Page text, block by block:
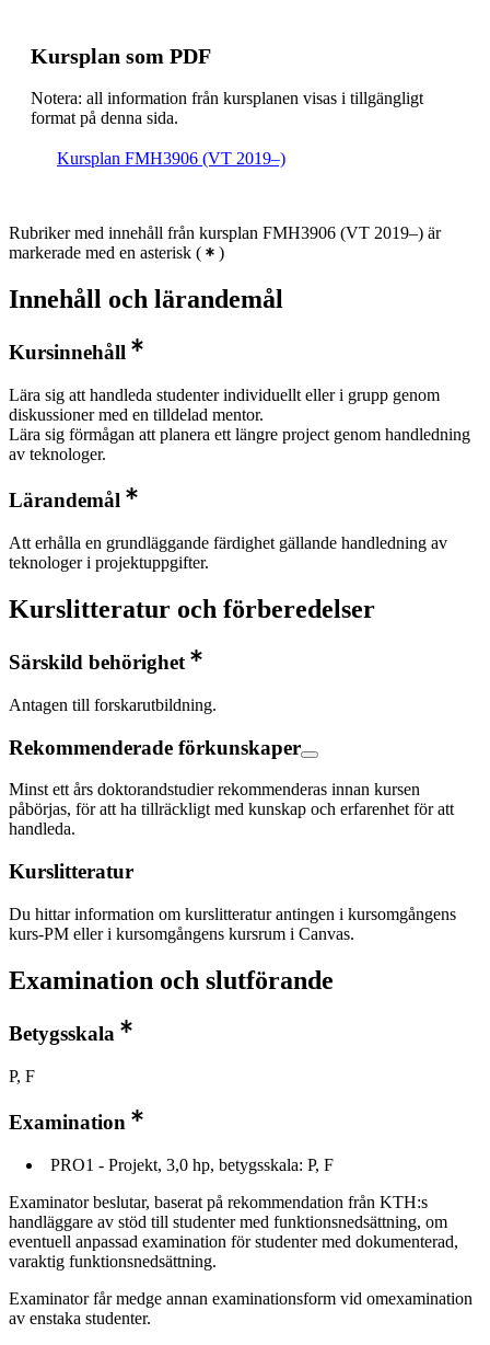
Kursplan som PDF
Notera: all information från kursplanen visas i tillgängligt
format på denna sida.
Kursplan FMH3906 (VT 2019–)
Rubriker med innehåll från kursplan FMH3906 (VT 2019–) är
markerade med en asterisk ( )
Innehåll och lärandemål
Kursinnehåll
Lära sig att handleda studenter individuellt eller i grupp genom
diskussioner med en tilldelad mentor.
Lära sig förmågan att planera ett längre project genom handledning
av teknologer.
Lärandemål
Att erhålla en grundläggande färdighet gällande handledning av
teknologer i projektuppgifter.
Kurslitteratur och förberedelser
Särskild behörighet
Antagen till forskarutbildning.
Rekommenderade förkunskaper
Minst ett års doktorandstudier rekommenderas innan kursen
påbörjas, för att ha tillräckligt med kunskap och erfarenhet för att
handleda.
Kurslitteratur
Du hittar information om kurslitteratur antingen i kursomgångens
kurs-PM eller i kursomgångens kursrum i Canvas.
Examination och slutförande
Betygsskala
P, F
Examination
PRO1 - Projekt, 3,0 hp, betygsskala: P, F
Examinator beslutar, baserat på rekommendation från KTH:s
handläggare av stöd till studenter med funktionsnedsättning, om
eventuell anpassad examination för studenter med dokumenterad,
varaktig funktionsnedsättning.
Examinator får medge annan examinationsform vid omexamination
av enstaka studenter.